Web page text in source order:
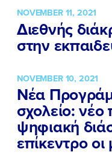
ΠΟΙΑ
ΕΡΓΟ
ΝΕΑ
ΕΛΑ ΚΙ
NOVEMBER 11, 2021
Διεθνής
στην
NOVEMBER 10, 2021
Νέα
σχολείο: νέο
ψηφιακή
επίκεντρο